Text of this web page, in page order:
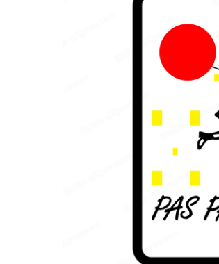
Hit enter to search or ESC to close